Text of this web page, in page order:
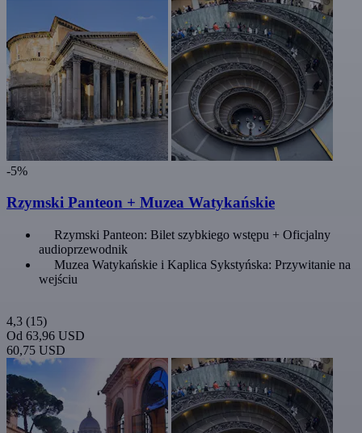
-5%
Rzymski Panteon + Muzea Watykańskie
Rzymski Panteon: Bilet szybkiego wstępu + Oficjalny
audioprzewodnik
Muzea Watykańskie i Kaplica Sykstyńska: Przywitanie na
wejściu
4,3 (15)
Od 63,96 USD
60,75 USD